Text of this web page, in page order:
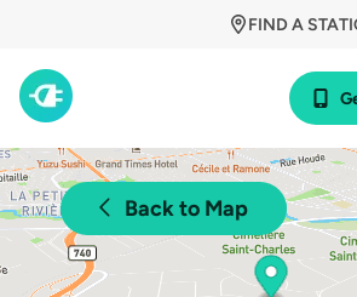
FIND A
Back to Map